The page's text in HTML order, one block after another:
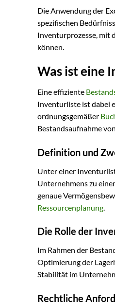
Die Anwendung der
spezifischen
Inventurprozesse, mit
können.
Was ist eine
Eine effiziente
Inventurliste ist dabei
ordnungsgemäßer
Bestandsaufnahme
Definition und
Unter einer
Unternehmens zu
genaue
Ressourcenplanung
Die Rolle der
Im Rahmen der
Optimierung der
Stabilität im
Rechtliche